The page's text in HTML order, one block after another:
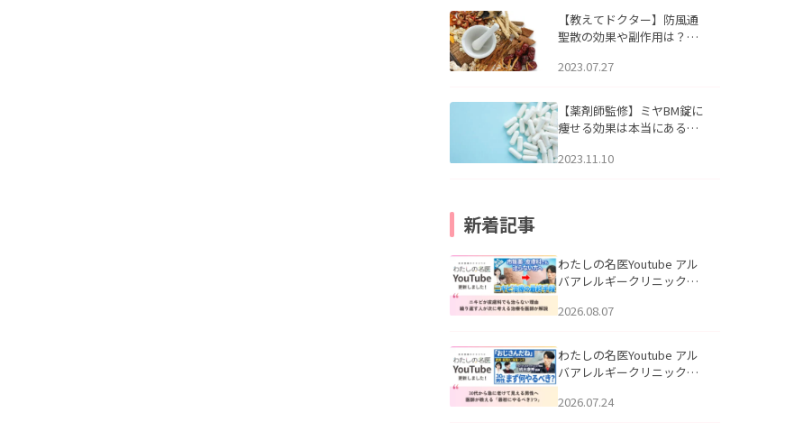
【教えてドクター】防風通
聖散の効果や副作用は？長
2023.07.27
【薬剤師監修】ミヤBM錠に
痩せる効果は本当にある
2023.11.10
新着記事
わたしの名医Youtube アル
バアレルギークリニック札
らない理由｜繰り返す人が
説」を公開いたしました。
2026.08.07
わたしの名医Youtube アル
バアレルギークリニック札
える男性へ｜医師が教える
2026.07.24